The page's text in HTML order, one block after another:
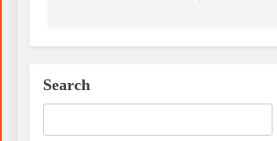
Search